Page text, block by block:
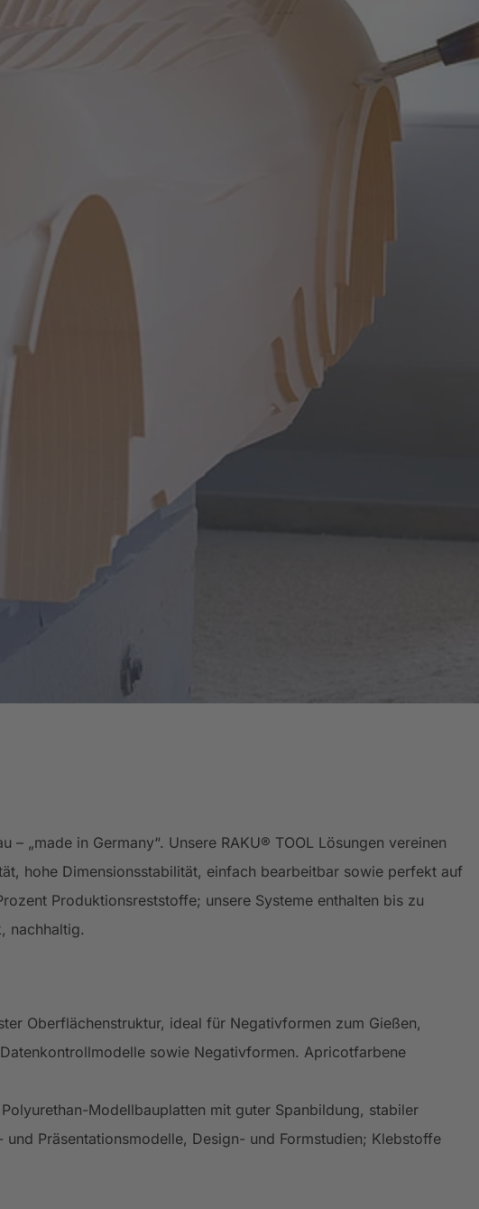
„made in Germany“. Unsere RAKU® TOOL Lösungen vereinen
hohe Dimensionsstabilität, einfach bearbeitbar sowie perfekt auf
Produktionsreststoffe; unsere Systeme enthalten bis zu
nachhaltig.
Oberflächenstruktur, ideal für Negativformen zum Gießen,
sowie Negativformen. Apricotfarbene
Polyurethan-Modellbauplatten mit guter Spanbildung, stabiler
Präsentationsmodelle, Design- und Formstudien; Klebstoffe